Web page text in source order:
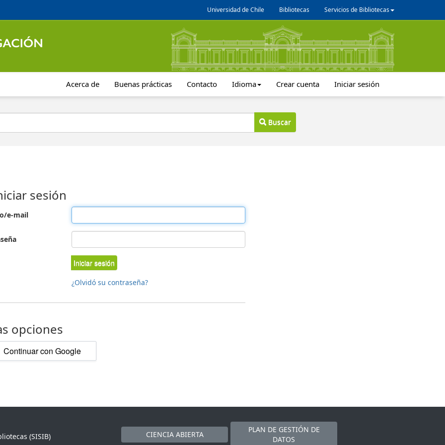
Universidad de Chile Bibliotecas Servicios de Bibliotecas
Acerca de Buenas prácticas Contacto Idioma Crear cuenta Iniciar sesión
Buscar
sesión
e-mail
Iniciar sesión
¿Olvidó su contraseña?
opciones
Continuar con Google
(SISIB)
CIENCIA ABIERTA
PLAN DE GESTIÓN DE
DATOS